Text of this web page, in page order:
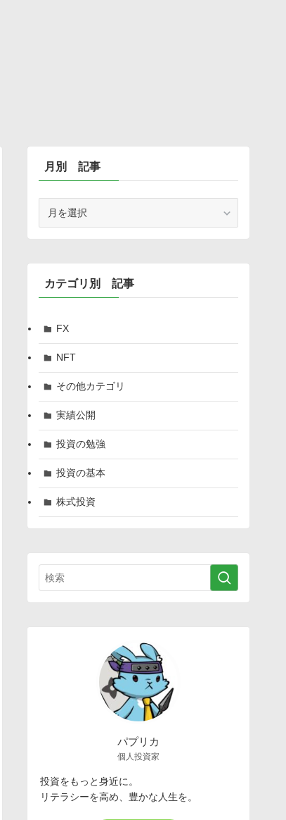
月別 記事
別
カテゴリ別 記事
FX
NFT
その他カテゴリ
実績公開
投資の勉強
投資の基本
株式投資
パプリカ
個人投資家
投資をもっと身近に。
リテラシーを高め、豊かな人生を。